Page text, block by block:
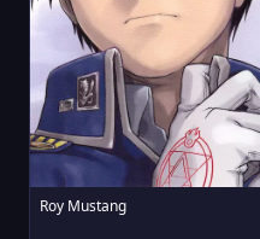
Roy Mustang